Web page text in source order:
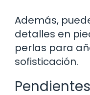
Además,
detalles en
perlas para
sofisticación.